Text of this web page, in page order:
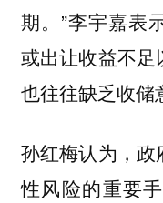
期。”李宇嘉表
或出让收益不
也往往缺乏收储
孙红梅认为，
性风险的重要